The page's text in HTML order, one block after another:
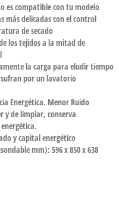
es compatible con tu modelo
más delicadas con el control
de secado
los tejidos a la mitad de
la carga para eludir tiempo
por un lavatorio
Energética. Menor Ruido
y de limpiar, conserva
y capital energético
mm): 596 x 850 x 638